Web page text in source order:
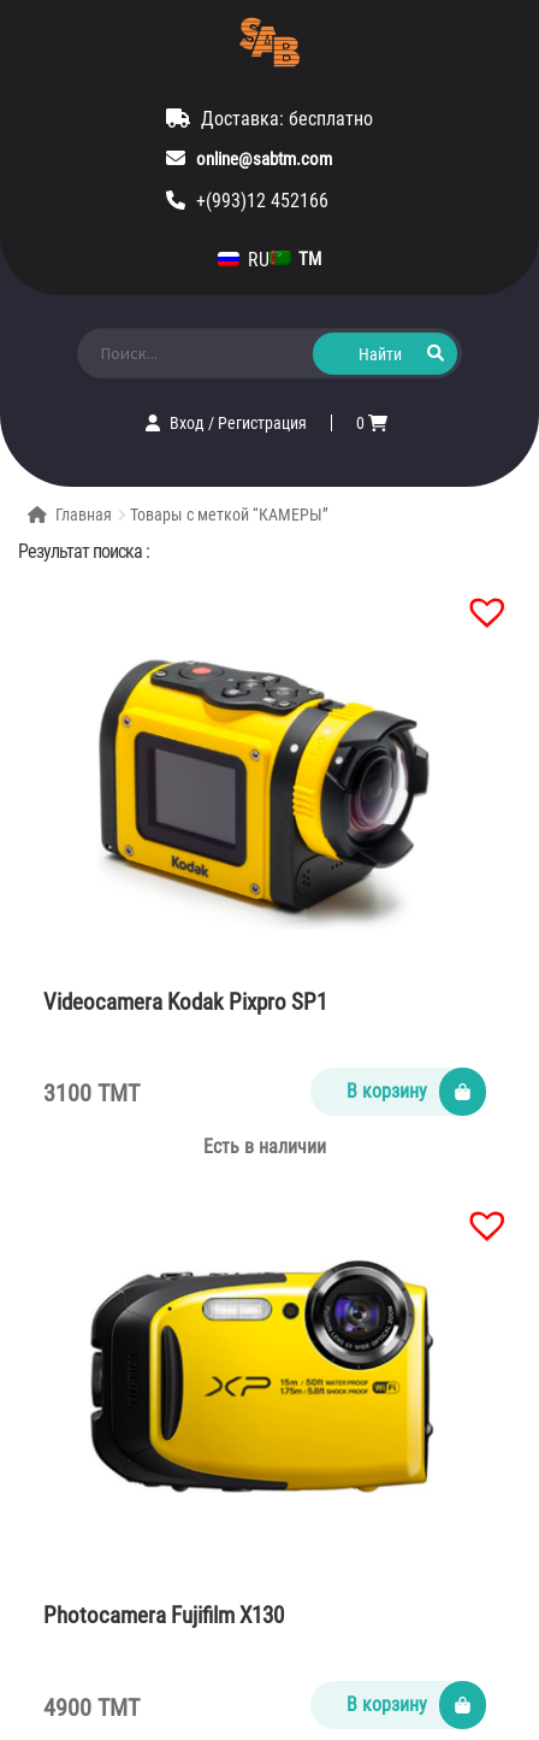
Доставка: бесплатно
online@sabtm.com
+(993)12 452166
RU TM
Вход/ Регистрация 0
Главная Товары с меткой “КАМЕРЫ”
Результат поиска :
Videocamera Kodak Pixpro SP1
3100 TMT В корзину
Есть в наличии
Photocamera Fujifilm X130
4900 TMT В корзину